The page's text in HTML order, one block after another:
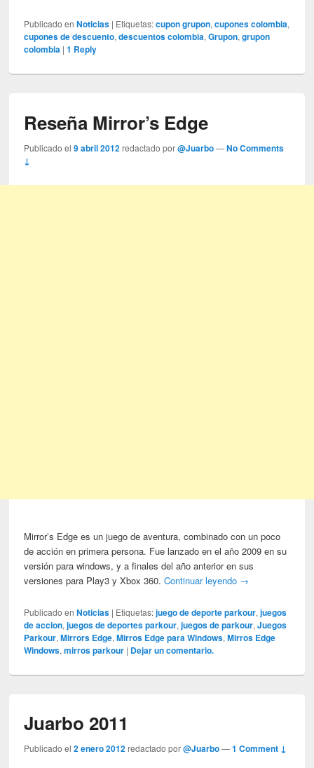
Publicado en Noticias | Etiquetas: cupon grupon,cupones colombia,
cupones de descuento,descuentos colombia,Grupon,grupon
colombia |1 Reply
Reseña Mirror’s Edge
Publicado el9 abril 2012 redactado por@Juarbo —No Comments
↓
Mirror’s Edge es un juego de aventura, combinado con un poco
de acción en primera persona. Fue lanzado en el año 2009 en su
versión para windows, y a finales del año anterior en sus
versiones para Play3 y Xbox 360.Continuar leyendo →
Publicado en Noticias | Etiquetas: juego de deporte parkour,juegos
de accion,juegos de deportes parkour,juegos de parkour,Juegos
Parkour,Mirrors Edge,Mirros Edge para Windows,Mirros Edge
Windows,mirros parkour | Dejar un comentario.
Juarbo 2011
Publicado el2 enero 2012 redactado por@Juarbo —1 Comment ↓